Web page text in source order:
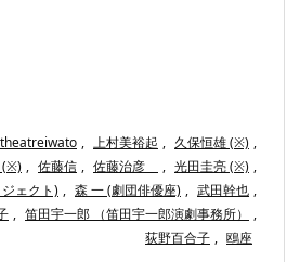
theatreiwato , 上村美裕起 , 久保恒雄 (※) ,
(※) , 佐藤信 , 佐藤治彦 , 光田圭亮 (※) ,
ェクト) , 森 一 (劇団俳優座) , 武田幹也 ,
, 笛田宇一郎 （笛田宇一郎演劇事務所）
,
荻野百合子 , 鴎座